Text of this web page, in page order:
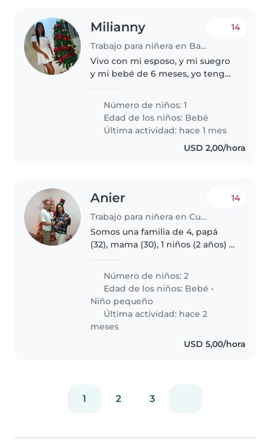
Milianny
Trabajo para niñera en Barquisimeto
14
Vivo con mi esposo, y mi suegro
y mi bebé de 6 meses, yo tengo
mi esposo trabaja acá mismo en
la casa pero no puede cuidar de
nuestra bebé y mi suegro..
Número de niños: 1
Edad de los niños: Bebé
Última actividad: hace 1 mes
USD 2,00/hora
Anier
Trabajo para niñera en Cumaná
14
Somos una familia de 4, papá
(32), mama (30), 1 niños (2 años) 1
desde casa, necesitamos ayuda
principalmente con el niño
grande, sobretodo en tarde
noche..
Número de niños: 2
Edad de los niños: Bebé •
Niño pequeño
Última actividad: hace 2
meses
USD 5,00/hora
1 2 3